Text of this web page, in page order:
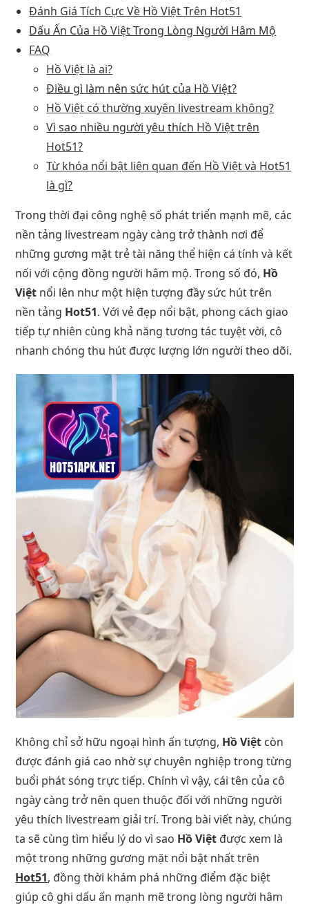
Đánh Giá Tích Cực Về Hồ Việt Trên Hot51
Dấu Ấn Của Hồ Việt Trong Lòng Người Hâm Mộ
FAQ
Hồ Việt là ai?
Điều gì làm nên sức hút của Hồ Việt?
Hồ Việt có thường xuyên livestream không?
Vì sao nhiều người yêu thích Hồ Việt trên
Hot51?
Từ khóa nổi bật liên quan đến Hồ Việt và Hot51
là gì?
Trong thời đại công nghệ số phát triển mạnh mẽ, các
nền tảng livestream ngày càng trở thành nơi để
những gương mặt trẻ tài năng thể hiện cá tính và kết
nối với cộng đồng người hâm mộ. Trong số đó, Hồ
Việt nổi lên như một hiện tượng đầy sức hút trên
nền tảng Hot51. Với vẻ đẹp nổi bật, phong cách giao
tiếp tự nhiên cùng khả năng tương tác tuyệt vời, cô
nhanh chóng thu hút được lượng lớn người theo dõi.
Không chỉ sở hữu ngoại hình ấn tượng, Hồ Việt còn
được đánh giá cao nhờ sự chuyên nghiệp trong từng
buổi phát sóng trực tiếp. Chính vì vậy, cái tên của cô
ngày càng trở nên quen thuộc đối với những người
yêu thích livestream giải trí. Trong bài viết này, chúng
ta sẽ cùng tìm hiểu lý do vì sao Hồ Việt được xem là
một trong những gương mặt nổi bật nhất trên
Hot51, đồng thời khám phá những điểm đặc biệt
giúp cô ghi dấu ấn mạnh mẽ trong lòng người hâm